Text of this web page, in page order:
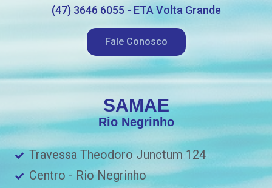
(47) 3646 6055 - ETA Volta Grande
Fale Conosco
SAMAE
Rio Negrinho
Travessa Theodoro Junctum 124
Centro - Rio Negrinho